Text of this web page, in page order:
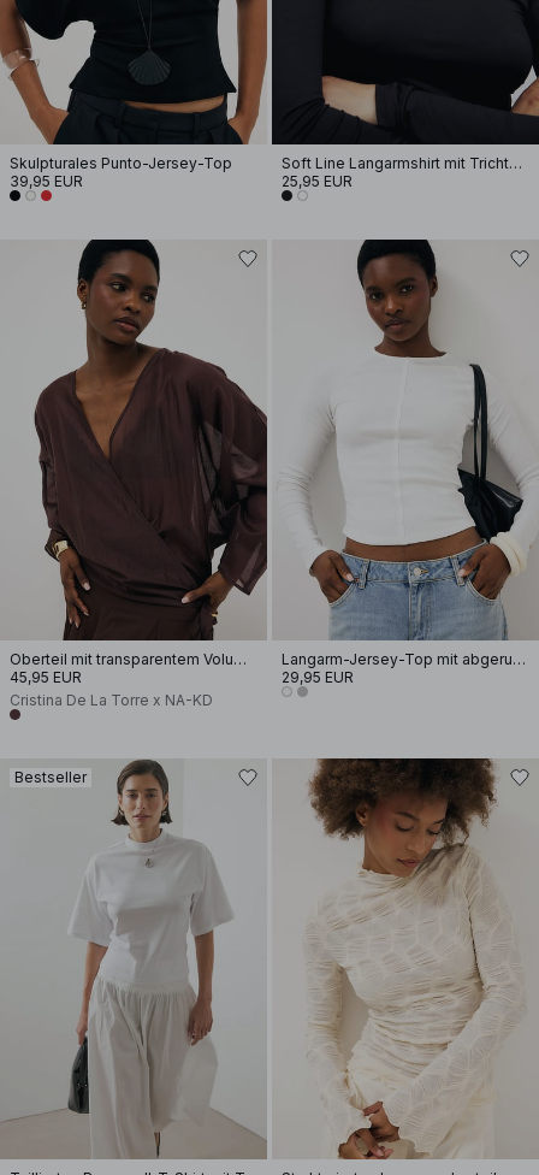
Skulpturales Punto-Jersey-Top
39,95 EUR
Soft Line Langarmshirt mit Trichterhals
25,95 EUR
Oberteil mit transparentem Volumenärmel
45,95 EUR
Cristina De La Torre x NA-KD
Langarm-Jersey-Top mit abgerundetem Saum
29,95 EUR
Bestseller